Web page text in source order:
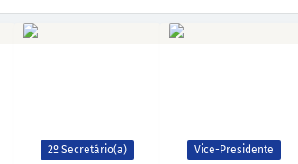
2º Secretário(a) Vice-Presidente